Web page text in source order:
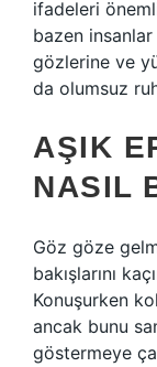
ifadeleri
bazen insanlar
gözlerine ve
da olumsuz
AŞIK
NASIL
Göz göze
bakışlarını
Konuşurken
ancak bunu
göstermeye